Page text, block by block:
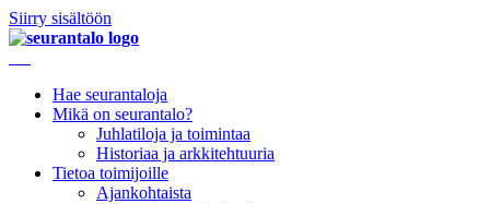
Siirry sisältöön
Hae seurantaloja
Mikä on seurantalo?
Juhlatiloja ja toimintaa
Historiaa ja arkkitehtuuria
Tietoa toimijoille
Ajankohtaista